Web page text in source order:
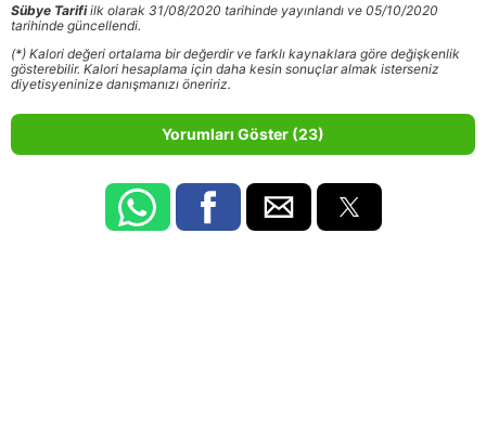
Sübye Tarifiilk olarak 31/08/2020 tarihinde yayınlandı ve 05/10/2020
tarihinde güncellendi.
(*) Kalori değeri ortalama bir değerdir ve farklı kaynaklara göre değişkenlik
gösterebilir. Kalori hesaplama için daha kesin sonuçlar almak isterseniz
diyetisyeninize danışmanızı öneririz.
Yorumları Göster (23)